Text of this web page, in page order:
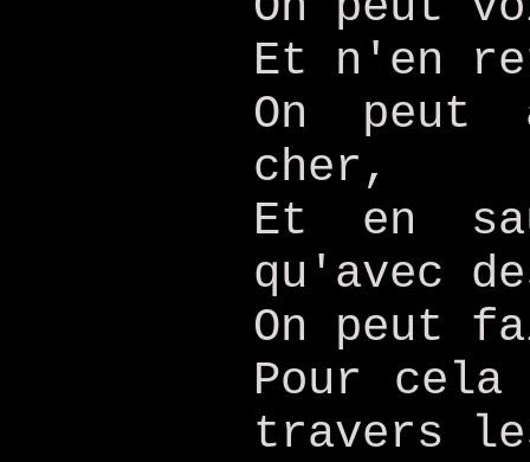
Et n'en
On peut
cher,
Et en
qu'avec
On peut
Pour
travers